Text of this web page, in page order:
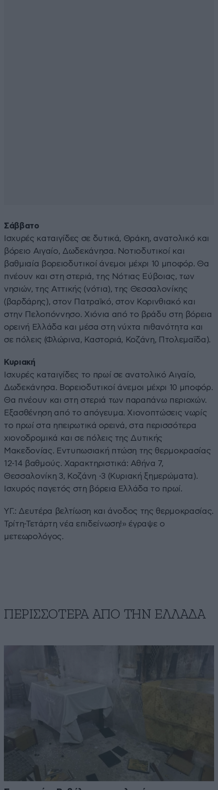
Σάββατο
Ισχυρές καταιγίδες σε δυτικά, Θράκη, ανατολικό και
βόρειο Αιγαίο, Δωδεκάνησα. Νοτιοδυτικοί και
βαθμιαία βορειοδυτικοί άνεμοι μέχρι 10 μποφόρ. Θα
πνέουν και στη στεριά, της Νότιας Εύβοιας, των
νησιών, της Αττικής (νότια), της Θεσσαλονίκης
(βαρδάρης), στον Πατραϊκό, στον Κορινθιακό και
στην Πελοπόννησο. Χιόνια από το βράδυ στη βόρεια
ορεινή Ελλάδα και μέσα στη νύχτα πιθανότητα και
σε πόλεις (Φλώρινα, Καστοριά, Κοζάνη, Πτολεμαΐδα).
Κυριακή
Ισχυρές καταιγίδες το πρωί σε ανατολικό Αιγαίο,
Δωδεκάνησα. Βορειοδυτικοί άνεμοι μέχρι 10 μποφόρ.
Θα πνέουν και στη στεριά των παραπάνω περιοχών.
Εξασθένηση από το απόγευμα. Χιονοπτώσεις νωρίς
το πρωί στα ηπειρωτικά ορεινά, στα περισσότερα
χιονοδρομικά και σε πόλεις της Δυτικής
Μακεδονίας. Εντυπωσιακή πτώση της θερμοκρασίας
12-14 βαθμούς. Χαρακτηριστικά: Αθήνα 7,
Θεσσαλονίκη 3, Κοζάνη -3 (Κυριακή ξημερώματα).
Ισχυρός παγετός στη βόρεια Ελλάδα το πρωί.
YΓ.: Δευτέρα βελτίωση και άνοδος της θερμοκρασίας.
Τρίτη-Τετάρτη νέα επιδείνωση!» έγραψε ο
μετεωρολόγος.
ΠΕΡΙΣΣΟΤΕΡΑ ΑΠΟ ΤΗΝ ΕΛΛΑΔΑ